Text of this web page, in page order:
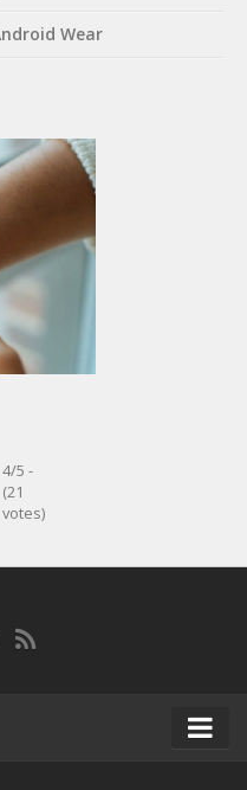
Wear
4/5 -
(21
votes)